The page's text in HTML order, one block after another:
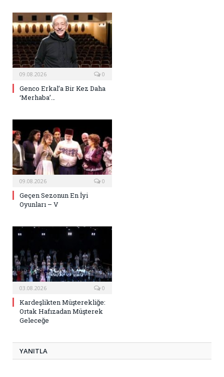
09.08.2026 0
Genco Erkal’a Bir Kez Daha
‘Merhaba’…
09.08.2026 0
Geçen Sezonun En İyi
Oyunları – V
03.08.2026 0
Kardeşlikten Müşterekliğe:
Ortak Hafızadan Müşterek
Geleceğe
YANITLA